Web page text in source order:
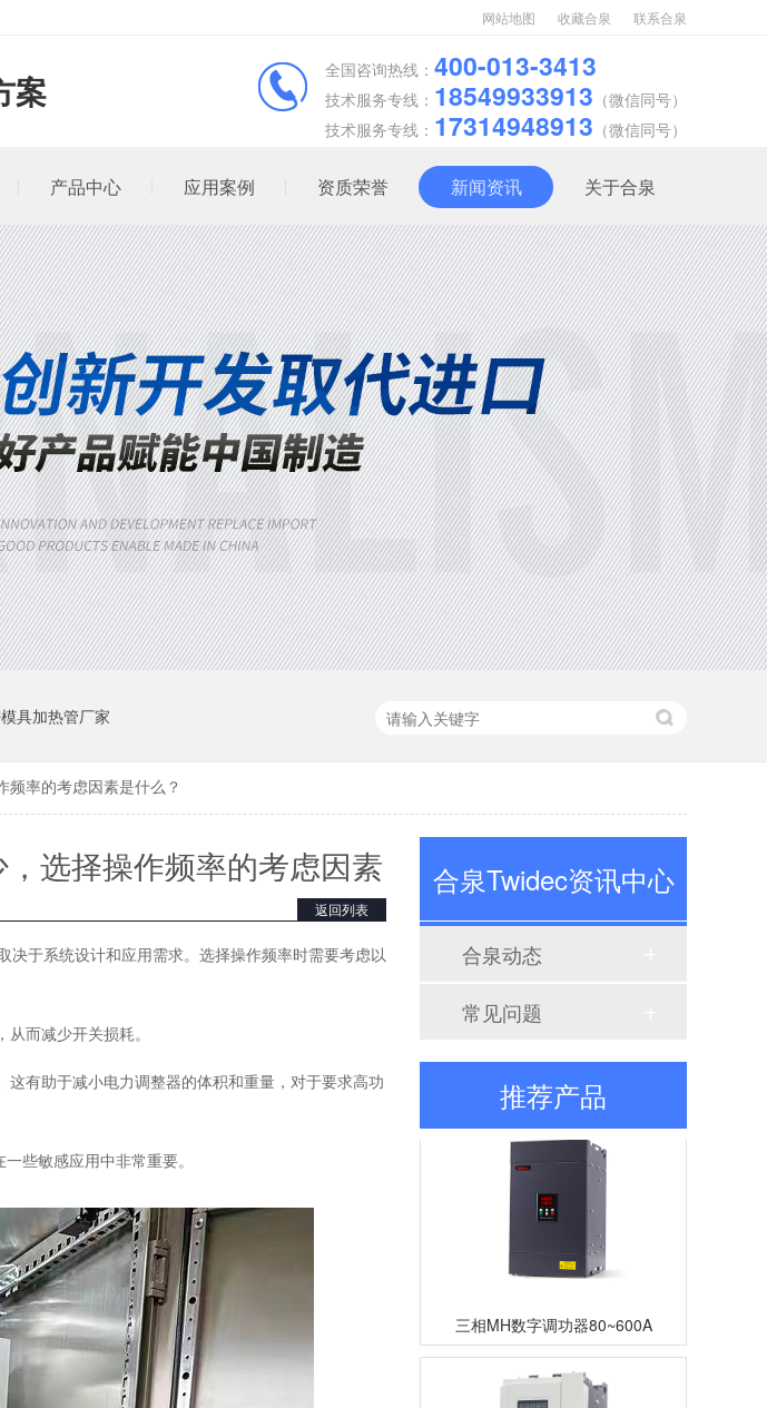
网站地图 收藏合泉 联系合泉
案 全国咨询热线： 400-013-3413
技术服务专线： 18549933913 （微信同号）
技术服务专线： 17314948913 （微信同号）
产品中心 应用案例 资质荣誉 新闻资讯 关于合泉
具加热管厂家
频率的考虑因素是什么？
选择操作频率的考虑因素
返回列表
于系统设计和应用需求。选择操作频率时需要考虑以
而减少开关损耗。
有助于减小电力调整器的体积和重量，对于要求高功
些敏感应用中非常重要。
合泉Twidec资讯中心
合泉动态
常见问题
推荐产品
定制大功率直流电源